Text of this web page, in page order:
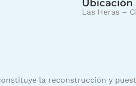
Ubicación
Las Heras –
la reconstrucción y